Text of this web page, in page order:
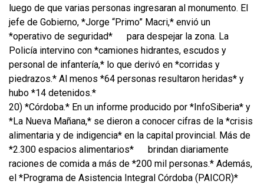
luego de que varias personas ingresaran al monumento. El
jefe de Gobierno, *Jorge “Primo” Macri,* envió un
*operativo de seguridad*
para despejar la zona. La
Policía intervino con *camiones hidrantes, escudos y
personal de infantería,* lo que derivó en *corridas y
piedrazos.* Al menos *64 personas resultaron heridas* y
hubo *14 detenidos.*
20) *Córdoba.* En un informe producido por *InfoSiberia* y
*La Nueva Mañana,* se dieron a conocer cifras de la *crisis
alimentaria y de indigencia* en la capital provincial. Más de
*2.300 espacios alimentarios*
brindan diariamente
raciones de comida a más de *200 mil personas.* Además,
el *Programa de Asistencia Integral Córdoba (PAICOR)*